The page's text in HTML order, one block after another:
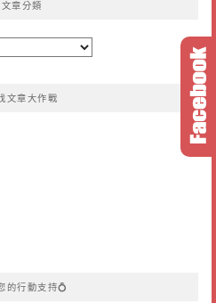
文章分類
文章大作戰
的行動支持💍